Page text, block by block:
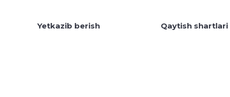
Yetkazib berish Qaytish shartlari